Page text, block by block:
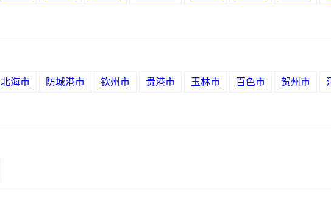
北海市 防城港市 钦州市 贵港市 玉林市 百色市 贺州市